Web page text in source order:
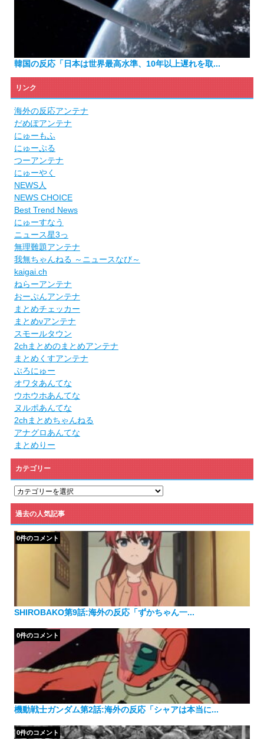
韓国の反応「日本は世界最高水準、10年以上遅れを取...
リンク
海外の反応アンテナ
だめぽアンテナ
にゅーもふ
にゅーぷる
つーアンテナ
にゅーやく
NEWS人
NEWS CHOICE
Best Trend News
にゅーすなう
ニュース星3っ
無理難題アンテナ
我無ちゃんねる ～ニュースなび～
kaigai.ch
ねらーアンテナ
おーぷんアンテナ
まとめチェッカー
まとめνアンテナ
スモールタウン
2chまとめのまとめアンテナ
まとめくすアンテナ
ぶろにゅー
オワタあんてな
ウホウホあんてな
ヌルポあんてな
2chまとめちゃんねる
アナグロあんてな
まとめりー
カテゴリー
カ
ゴ
リ
ー
過去の人気記事
SHIROBAKO第9話:海外の反応「ずかちゃん一...
0件のコメント
機動戦士ガンダム第2話:海外の反応「シャアは本当に...
0件のコメント
0件のコメント